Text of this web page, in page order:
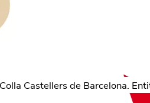
Castellers de Barcelona.